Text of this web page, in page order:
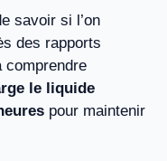
savoir si l’on
des rapports
comprendre
le liquide
pour maintenir